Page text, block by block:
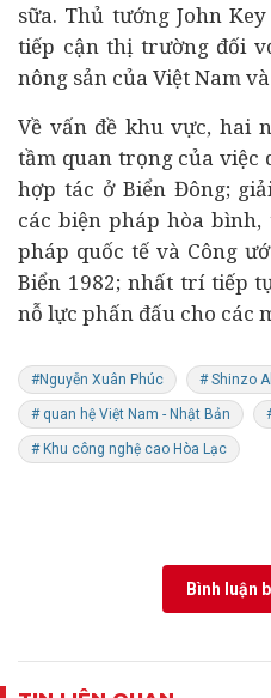
sữa. Thủ tướng John
tiếp cận thị trường đối
nông sản của Việt Nam
Về vấn đề khu vực, hai
tầm quan trọng của
hợp tác ở Biển Đông;
các biện pháp hòa
pháp quốc tế và Công
Biển 1982; nhất trí tiếp
nỗ lực phấn đấu cho các
#Nguyễn Xuân Phúc # Shinzo
# quan hệ Việt Nam - Nhật Bản
# Khu công nghệ cao Hòa Lạc
Bình luận